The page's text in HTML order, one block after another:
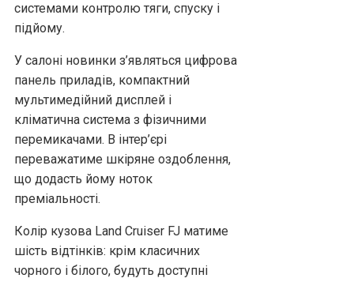
системами контролю тяги, спуску і
підйому.
У салоні новинки з’являться цифрова
панель приладів, компактний
мультимедійний дисплей і
кліматична система з фізичними
перемикачами. В інтер’єрі
переважатиме шкіряне оздоблення,
що додасть йому ноток
преміальності.
Колір кузова Land Cruiser FJ матиме
шість відтінків: крім класичних
чорного і білого, будуть доступні